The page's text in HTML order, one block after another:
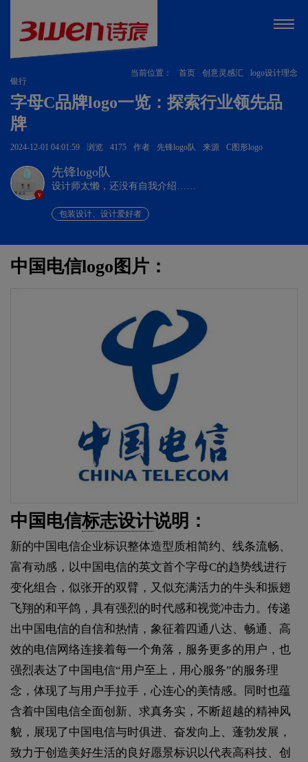
当前位置： 首页 创意灵感汇
logo设计理念
银行
字母C品牌logo一览：探索行业领先品
牌
2024-12-01 04:01:59 浏览 4175 作者 先锋logo队 来源 C图形logo
v
先锋logo队
设计师太懒，还没有自我介绍……
包装设计、设计爱好者
中国电信logo图片：
中国电信标志设计说明：
新的中国电信企业标识整体造型质相简约、线条流畅、
富有动感，以中国电信的英文首个字母C的趋势线进行
变化组合，似张开的双臂，又似充满活力的牛头和振翅
飞翔的和平鸽，具有强烈的时代感和视觉冲击力。传递
出中国电信的自信和热情，象征着四通八达、畅通、高
效的电信网络连接着每一个角落，服务更多的用户，也
强烈表达了中国电信“用户至上，用心服务”的服务理
念，体现了与用户手拉手，心连心的美情感。同时也蕴
含着中国电信全面创新、求真务实，不断超越的精神风
貌，展现了中国电信与时俱进、奋发向上、蓬勃发展，
致力于创造美好生活的良好愿景标识以代表高科技、创